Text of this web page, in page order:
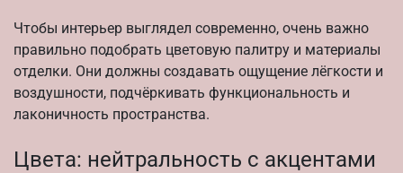
Чтобы интерьер выглядел современно, очень важно
правильно подобрать цветовую палитру и материалы
отделки. Они должны создавать ощущение лёгкости и
воздушности, подчёркивать функциональность и
лаконичность пространства.
Цвета: нейтральность с акцентами